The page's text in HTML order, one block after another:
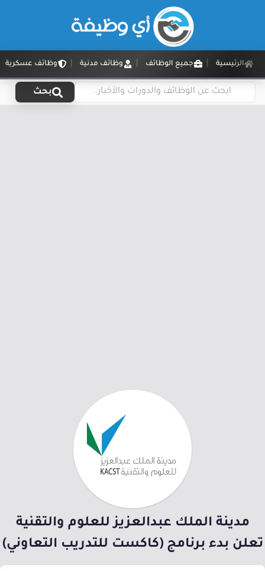
الرئيسية جميع الوظائف وظائف مدنية وظائف عسكرية
بحث
مدينة الملك عبدالعزيز للعلوم والتقنية
تعلن بدء برنامج (كاكست للتدريب التعاوني)